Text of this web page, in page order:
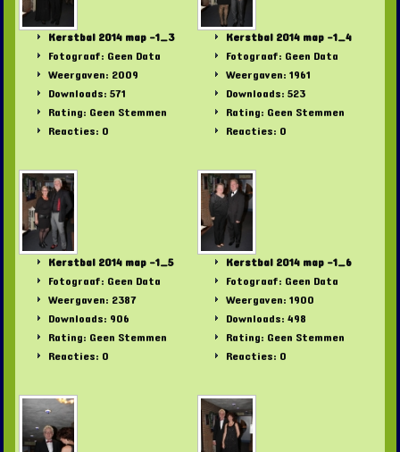
Kerstbal 2014 map -1_3
Fotograaf: Geen Data
Weergaven: 2009
Downloads: 571
Rating: Geen Stemmen
Reacties: 0
Kerstbal 2014 map -1_4
Fotograaf: Geen Data
Weergaven: 1961
Downloads: 523
Rating: Geen Stemmen
Reacties: 0
Kerstbal 2014 map -1_5
Fotograaf: Geen Data
Weergaven: 2387
Downloads: 906
Rating: Geen Stemmen
Reacties: 0
Kerstbal 2014 map -1_6
Fotograaf: Geen Data
Weergaven: 1900
Downloads: 498
Rating: Geen Stemmen
Reacties: 0